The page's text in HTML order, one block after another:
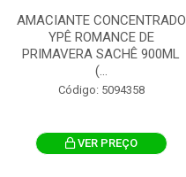
AMACIANTE CONCENTRADO
YPÊ ROMANCE DE
PRIMAVERA SACHÊ 900ML
(...
Código: 5094358
VER PREÇO